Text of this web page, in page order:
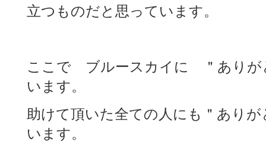
立つものだと思っています。
ここで ブルースカイに ＂あり
います。
助けて頂いた全ての人にも＂あり
います。